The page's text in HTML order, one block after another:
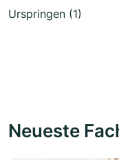
Urspringen (1)
Neueste